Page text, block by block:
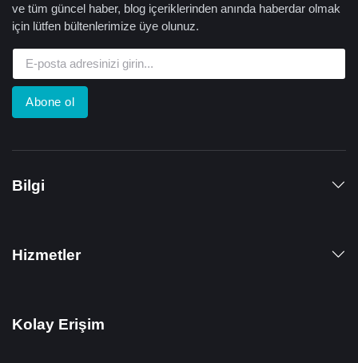
ve tüm güncel haber, blog içeriklerinden anında haberdar olmak
için lütfen bültenlerimize üye olunuz.
Abone ol
Bilgi
Hizmetler
Kolay Erişim